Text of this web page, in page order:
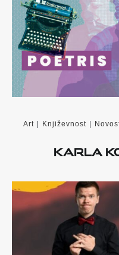
Art Književnost
Karla